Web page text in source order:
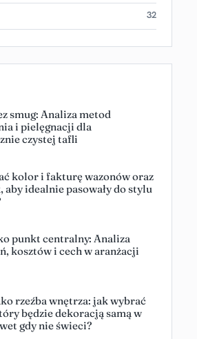
32
smug: Analiza metod
i pielęgnacji dla
czystej tafli
kolor i fakturę wazonów oraz
aby idealnie pasowały do stylu
punkt centralny: Analiza
kosztów i cech w aranżacji
rzeźba wnętrza: jak wybrać
będzie dekoracją samą w
gdy nie świeci?